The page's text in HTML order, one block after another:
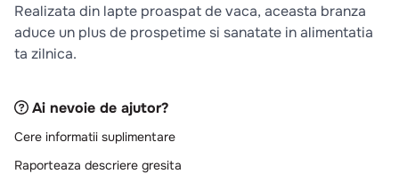
Realizata din lapte proaspat de vaca, aceasta branza
aduce un plus de prospetime si sanatate in alimentatia
ta zilnica.
Ai nevoie de ajutor?
Cere informatii suplimentare
Raporteaza descriere gresita